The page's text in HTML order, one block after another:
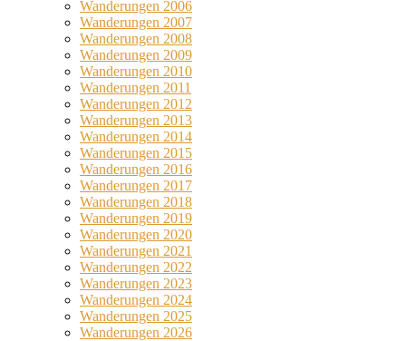
Wanderungen 2006
Wanderungen 2007
Wanderungen 2008
Wanderungen 2009
Wanderungen 2010
Wanderungen 2011
Wanderungen 2012
Wanderungen 2013
Wanderungen 2014
Wanderungen 2015
Wanderungen 2016
Wanderungen 2017
Wanderungen 2018
Wanderungen 2019
Wanderungen 2020
Wanderungen 2021
Wanderungen 2022
Wanderungen 2023
Wanderungen 2024
Wanderungen 2025
Wanderungen 2026